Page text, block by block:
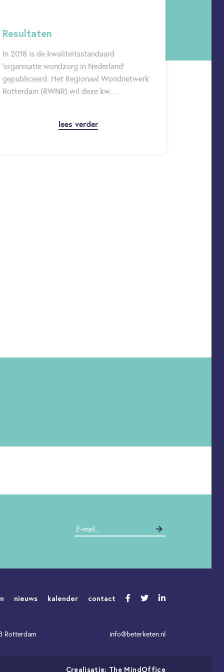
Resultaten
In 2018 is de kwaliteitsstandaard
‘organisatie wondzorg in Nederland’
gepubliceerd. Het Regionaal Wondnetwerk
Rotterdam (RWNR) wil deze kw…
lees verder
nieuws kalender contact
Rotterdam info@beterketen.nl
Crealisatie: The MindOffice